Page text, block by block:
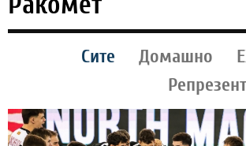
Сите Домашно